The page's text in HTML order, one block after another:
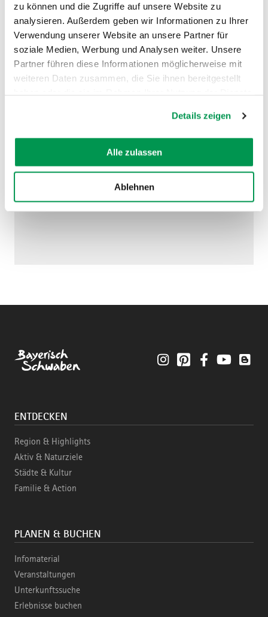
zu können und die Zugriffe auf unsere Website zu
analysieren. Außerdem geben wir Informationen zu Ihrer
Verwendung unserer Website an unsere Partner für
soziale Medien, Werbung und Analysen weiter. Unsere
Partner führen diese Informationen möglicherweise mit
weiteren Daten zusammen, die Sie ihnen bereitgestellt
Details zeigen
Alle zulassen
Ablehnen
InstagramPinterestFacebookYouTube
ENTDECKEN
Region & Highlights
Aktiv & Naturziele
Städte & Kultur
Familie & Action
PLANEN & BUCHEN
Infomaterial
Veranstaltungen
Unterkunftssuche
Erlebnisse buchen